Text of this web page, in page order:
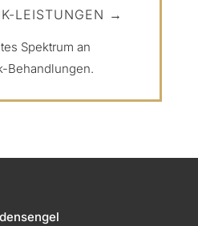
LEISTUNGEN →
Spektrum an
Behandlungen.